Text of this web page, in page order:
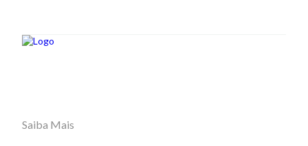
Saiba Mais